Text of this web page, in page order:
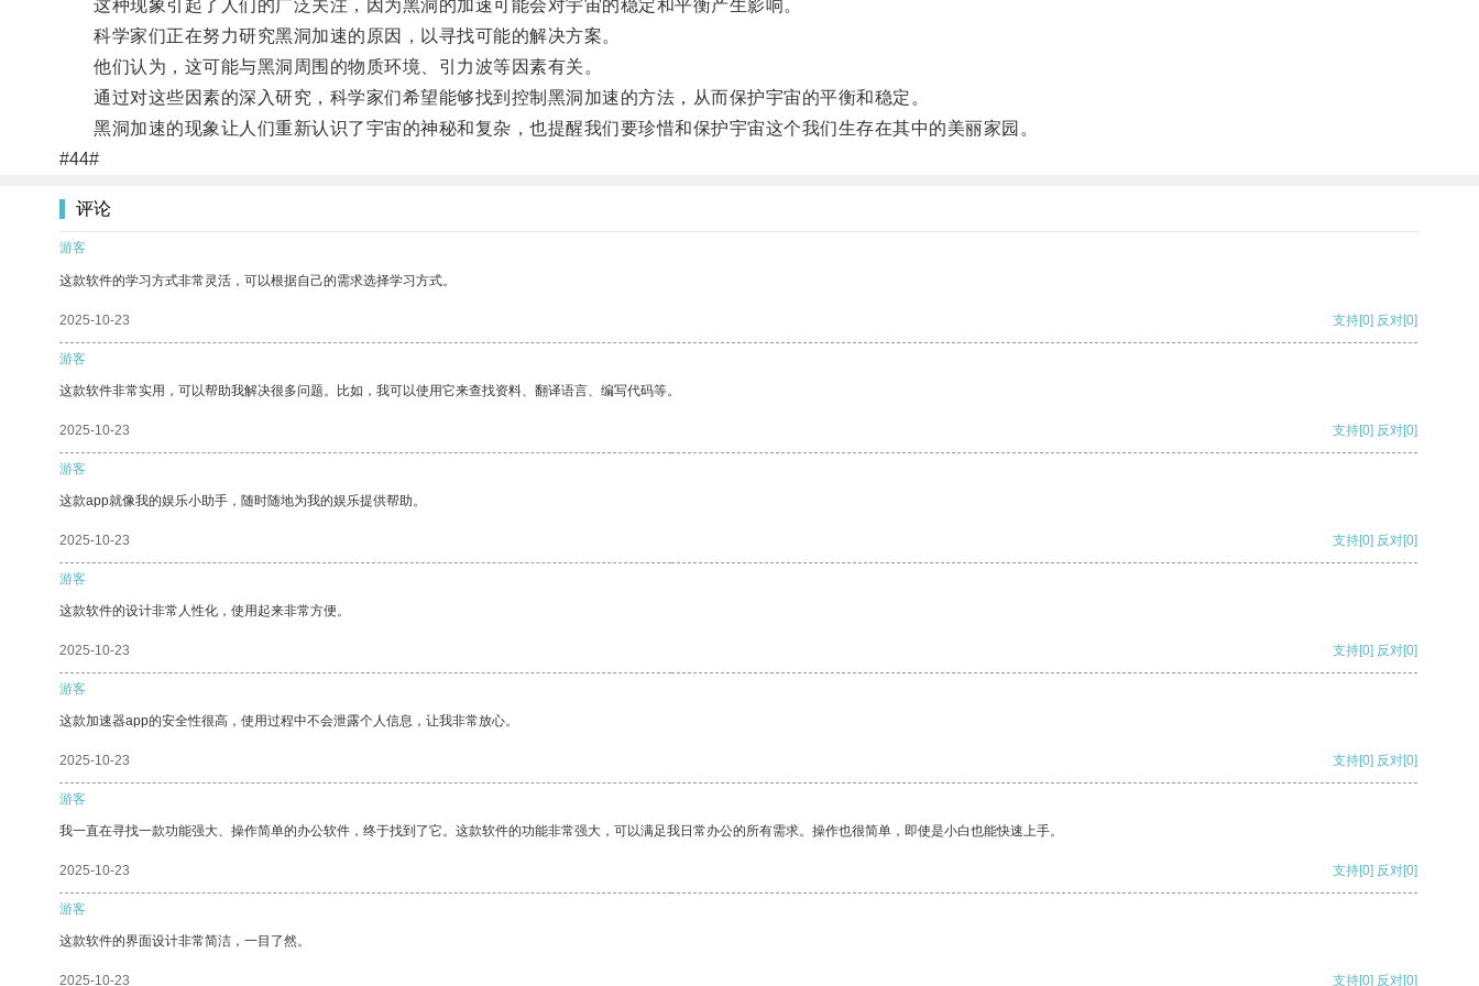
这种现象引起了人们的广泛关注，因为黑洞的加速可能会对宇宙的稳定和平衡产生影响。
科学家们正在努力研究黑洞加速的原因，以寻找可能的解决方案。
他们认为，这可能与黑洞周围的物质环境、引力波等因素有关。
通过对这些因素的深入研究，科学家们希望能够找到控制黑洞加速的方法，从而保护宇宙的平衡和稳定。
黑洞加速的现象让人们重新认识了宇宙的神秘和复杂，也提醒我们要珍惜和保护宇宙这个我们生存在其中的美丽家园。
#44#
评论
游客
这款软件的学习方式非常灵活，可以根据自己的需求选择学习方式。
2025-10-23 支持[0] 反对[0]
游客
这款软件非常实用，可以帮助我解决很多问题。比如，我可以使用它来查找资料、翻译语言、编写代码等。
2025-10-23 支持[0] 反对[0]
游客
这款app就像我的娱乐小助手，随时随地为我的娱乐提供帮助。
2025-10-23 支持[0] 反对[0]
游客
这款软件的设计非常人性化，使用起来非常方便。
2025-10-23 支持[0] 反对[0]
游客
这款加速器app的安全性很高，使用过程中不会泄露个人信息，让我非常放心。
2025-10-23 支持[0] 反对[0]
游客
我一直在寻找一款功能强大、操作简单的办公软件，终于找到了它。这款软件的功能非常强大，可以满足我日常办公的所有需求。操作也很简单，即使是小白也能快速上手。
2025-10-23 支持[0] 反对[0]
游客
这款软件的界面设计非常简洁，一目了然。
2025-10-23 支持[0] 反对[0]